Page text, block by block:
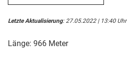
Letzte Aktualisierung: 27.05.2022 | 13:40 Uhr
Länge: 966 Meter